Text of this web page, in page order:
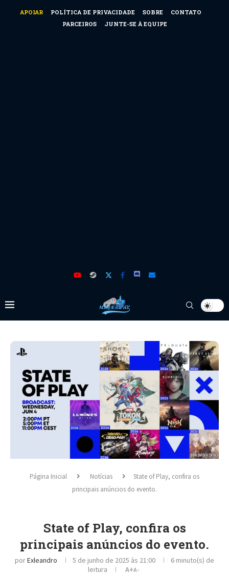
APOIAR POLÍTICA DE PRIVACIDADE SOBRE
CONTATO
PARCEIROS
JUNTE-SE À EQUIPE
Página Inicial Notícias
State of Play, confira os
principais anúncios do evento.
State of Play, confira os
principais anúncios do evento.
porExleandro 5 de junho de 2025 às 21:00
6 minuto(s) de
leitura
A+A-